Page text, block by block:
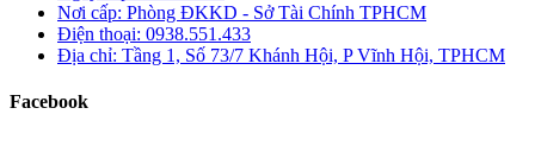
Nơi cấp: Phòng ĐKKD - Sở Tài Chính TPHCM
Điện thoại: 0938.551.433
Địa chỉ: Tầng 1, Số 73/7 Khánh Hội, P Vĩnh Hội, TPHCM
Facebook